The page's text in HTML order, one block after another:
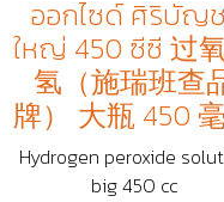
ออกไซด์ ศิริบัญ
ใหญ่ 450 ซีซี 过
氢（施瑞班查
牌） 大瓶 450
Hydrogen peroxide
big 450 cc